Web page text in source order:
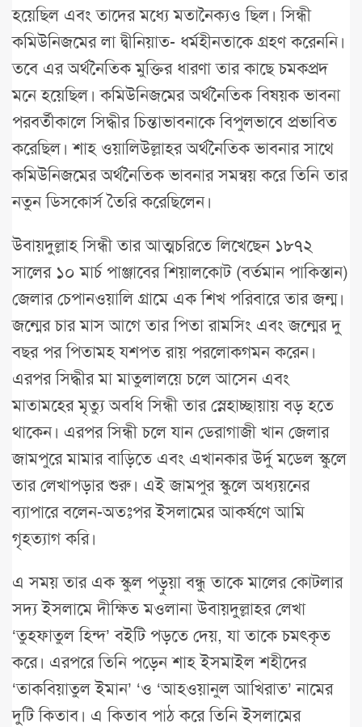
হয়েছিল এবং তাদের মধ্যে মতানৈক্যও ছিল। সিন্ধী
কমিউনিজমের লা দ্বীনিয়াত- ধর্মহীনতাকে গ্রহণ করেননি।
তবে এর অর্থনৈতিক মুক্তির ধারণা তার কাছে চমকপ্রদ
মনে হয়েছিল। কমিউনিজমের অর্থনৈতিক বিষয়ক ভাবনা
পরবর্তীকালে সিদ্ধীর চিন্তাভাবনাকে বিপুলভাবে প্রভাবিত
করেছিল। শাহ ওয়ালিউল্লাহর অর্থনৈতিক ভাবনার সাথে
কমিউনিজমের অর্থনৈতিক ভাবনার সমন্বয় করে তিনি তার
নতুন ডিসকোর্স তৈরি করেছিলেন।
উবায়দুল্লাহ সিন্ধী তার আত্মচরিতে লিখেছেন ১৮৭২
সালের ১০ মার্চ পাঞ্জাবের শিয়ালকোট (বর্তমান পাকিস্তান)
জেলার চেপানওয়ালি গ্রামে এক শিখ পরিবারে তার জন্ম।
জন্মের চার মাস আগে তার পিতা রামসিং এবং জন্মের দু
বছর পর পিতামহ যশপত রায় পরলোকগমন করেন।
এরপর সিদ্ধীর মা মাতুলালয়ে চলে আসেন এবং
মাতামহের মৃত্যু অবধি সিন্ধী তার স্নেহাচ্ছায়ায় বড় হতে
থাকেন। এরপর সিন্ধী চলে যান ডেরাগাজী খান জেলার
জামপুরে মামার বাড়িতে এবং এখানকার উর্দু মডেল স্কুলে
তার লেখাপড়ার শুরু। এই জামপুর স্কুলে অধ্যয়নের
ব্যাপারে বলেন-অতঃপর ইসলামের আকর্ষণে আমি
গৃহত্যাগ করি।
এ সময় তার এক স্কুল পড়ুয়া বন্ধু তাকে মালের কোটলার
সদ্য ইসলামে দীক্ষিত মওলানা উবায়দুল্লাহর লেখা
‘তুহফাতুল হিন্দ’ বইটি পড়তে দেয়, যা তাকে চমৎকৃত
করে। এরপরে তিনি পড়েন শাহ ইসমাইল শহীদের
‘তাকবিয়াতুল ইমান’ ‘ও ‘আহওয়ানুল আখিরাত’ নামের
দুটি কিতাব। এ কিতাব পাঠ করে তিনি ইসলামের